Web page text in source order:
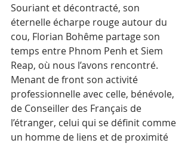
Souriant et décontracté, son
éternelle écharpe rouge autour du
cou, Florian Bohême partage son
temps entre Phnom Penh et Siem
Reap, où nous l’avons rencontré.
Menant de front son activité
professionnelle avec celle, bénévole,
de Conseiller des Français de
l’étranger, celui qui se définit comme
un homme de liens et de proximité